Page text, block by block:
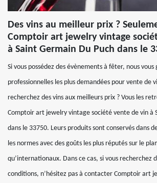
Des vins au meilleur prix ?
Comptoir art jewelry vintage
à Saint Germain Du Puch dans le
Si vous possédez des évènements à fêter, nous vous
professionnelles les plus demandées pour vente de
recherchez des vins aux meilleurs prix ? Vous les
Comptoir art jewelry vintage société vente de vin à
dans le 33750. Leurs produits sont conservés dans
les normes avec des goûts les plus réputés sur le
qu’internationaux. Dans ce cas, si vous recherchez
conditions, n’hésitez pas à contacter Comptoir art